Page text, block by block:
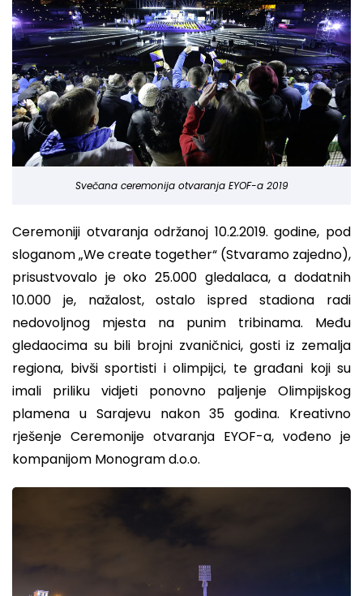
Svečana ceremonija otvaranja EYOF-a 2019
Ceremoniji otvaranja održanoj 10.2.2019. godine, pod
sloganom „We create together“ (Stvaramo zajedno),
prisustvovalo je oko 25.000 gledalaca, a dodatnih
10.000 je, nažalost, ostalo ispred stadiona radi
nedovoljnog mjesta na punim tribinama. Među
gledaocima su bili brojni zvaničnici, gosti iz zemalja
regiona, bivši sportisti i olimpijci, te građani koji su
imali priliku vidjeti ponovno paljenje Olimpijskog
plamena u Sarajevu nakon 35 godina. Kreativno
rješenje Ceremonije otvaranja EYOF-a, vođeno je
kompanijom Monogram d.o.o.